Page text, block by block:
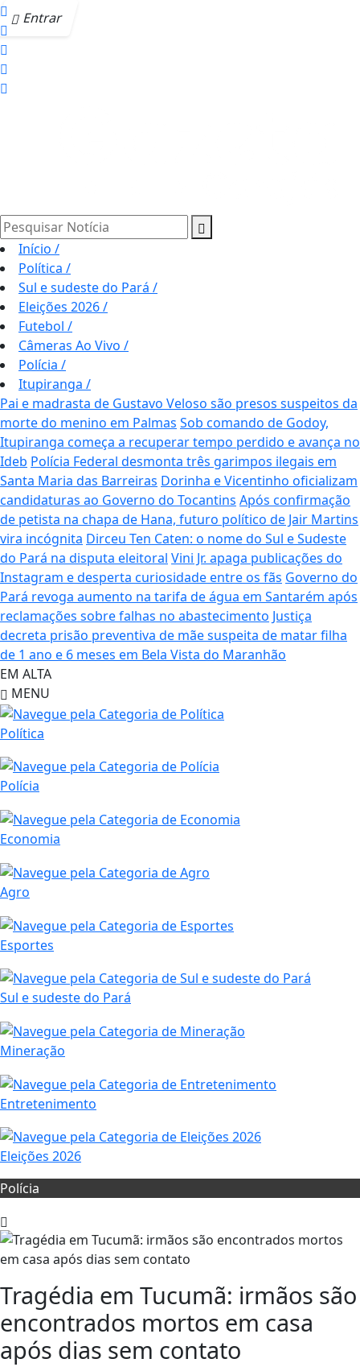
Entrar
Pesquisar Notícia
Início /
Política /
Sul e sudeste do Pará /
Eleições 2026/
Futebol /
Câmeras Ao Vivo /
Polícia /
Itupiranga /
Pai e madrasta de Gustavo Veloso são presos suspeitos da
morte do menino em Palmas Sob comando de Godoy,
Itupiranga começa a recuperar tempo perdido e avança no
Ideb Polícia Federal desmonta três garimpos ilegais em
Santa Maria das Barreiras Dorinha e Vicentinho oficializam
candidaturas ao Governo do Tocantins Após confirmação
de petista na chapa de Hana, futuro político de Jair Martins
vira incógnita Dirceu Ten Caten: o nome do Sul e Sudeste
do Pará na disputa eleitoral Vini Jr. apaga publicações do
Instagram e desperta curiosidade entre os fãs Governo do
Pará revoga aumento na tarifa de água em Santarém após
reclamações sobre falhas no abastecimento Justiça
decreta prisão preventiva de mãe suspeita de matar filha
de 1 ano e 6 meses em Bela Vista do Maranhão
EM ALTA
MENU
Política
Polícia
Economia
Agro
Esportes
Sul e sudeste do Pará
Mineração
Entretenimento
Eleições 2026
Polícia
Tragédia em Tucumã: irmãos são
encontrados mortos em casa
após dias sem contato